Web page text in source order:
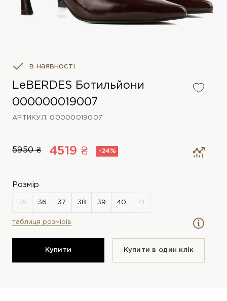
в наявності
LeBERDES Ботильйони
000000019007
АРТИКУЛ: 00000019007
5950 ₴ 4519 ₴ -24%
Розмір
таблиця розмірів
Купити Купити в один клiк